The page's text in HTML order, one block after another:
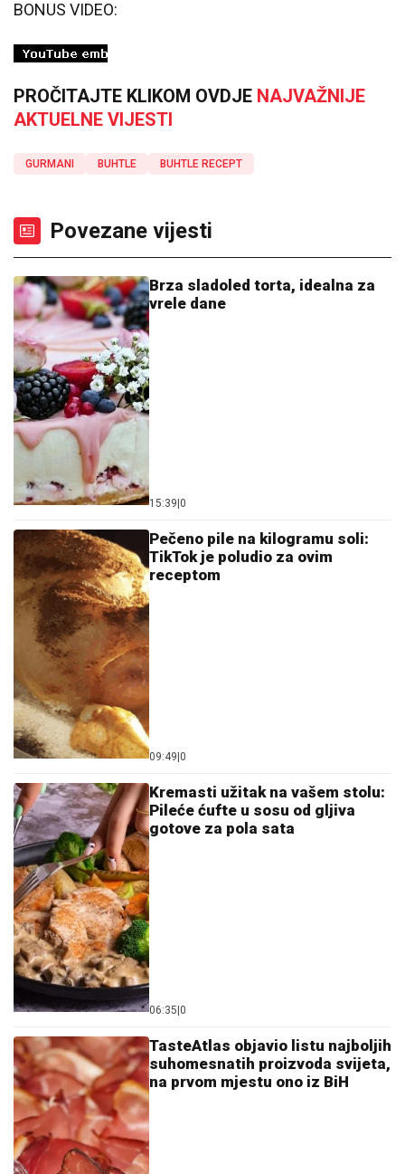
BONUS VIDEO:
PROČITAJTE KLIKOM OVDJE NAJVAŽNIJE
AKTUELNE VIJESTI
GURMANI BUHTLE BUHTLE RECEPT
Povezane vijesti
Brza sladoled torta, idealna za
vrele dane
15:39 0
Pečeno pile na kilogramu soli:
TikTok je poludio za ovim
receptom
09:49 0
Kremasti užitak na vašem stolu:
Pileće ćufte u sosu od gljiva
gotove za pola sata
06:35 0
TasteAtlas objavio listu najboljih
suhomesnatih proizvoda svijeta,
na prvom mjestu ono iz BiH